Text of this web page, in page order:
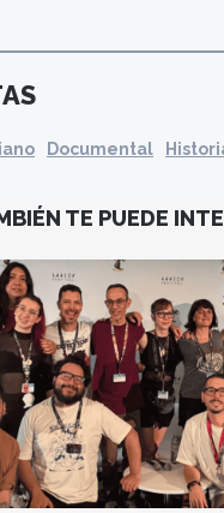
Documental
TE PUEDE